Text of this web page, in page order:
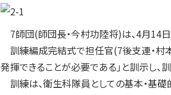
7師団(師団長・今村功陸将)は、4月14
訓練編成完結式で担任官(7後支連・村
発揮できることが必要である」と訓示し、
訓練は、衛生科隊員としての基本・基